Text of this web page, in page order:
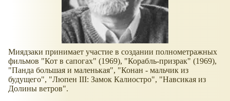
Миядзаки принимает участие в создании полнометражных
фильмов "Кот в сапогах" (1969), "Корабль-призрак" (1969),
"Панда большая и маленькая", "Конан - мальчик из
будущего", "Люпен III: Замок Калиостро", "Навсикая из
Долины ветров".